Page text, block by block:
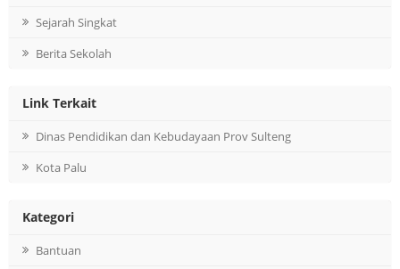
Sejarah Singkat
Berita Sekolah
Link Terkait
Dinas Pendidikan dan Kebudayaan Prov Sulteng
Kota Palu
Kategori
Bantuan